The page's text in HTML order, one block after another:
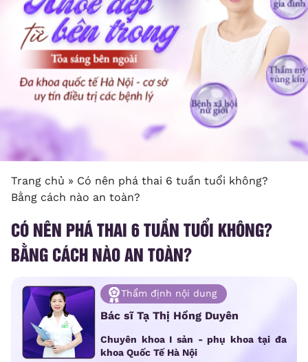
Trang chủ » Có nên phá thai 6 tuần tuổi không?
Bằng cách nào an toàn?
CÓ NÊN PHÁ THAI 6 TUẦN TUỔI KHÔNG?
BẰNG CÁCH NÀO AN TOÀN?
Thẩm định nội dung
Bác sĩ Tạ Thị Hồng Duyên
Chuyên khoa I sản - phụ khoa tại đa
khoa Quốc Tế Hà Nội